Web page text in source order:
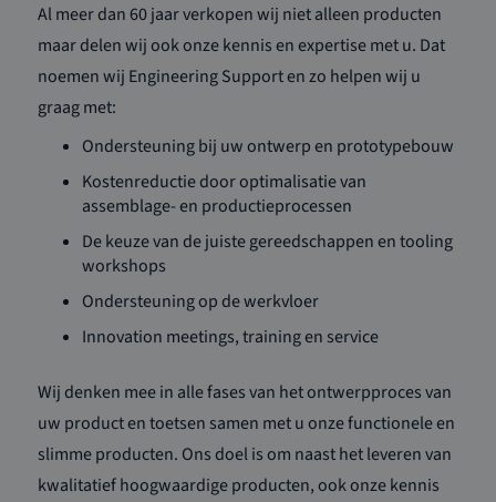
Al meer dan 60 jaar verkopen wij niet alleen producten
maar delen wij ook onze kennis en expertise met u. Dat
noemen wij Engineering Support en zo helpen wij u
graag met:
Ondersteuning bij uw ontwerp en prototypebouw
Kostenreductie door optimalisatie van
assemblage- en productieprocessen
De keuze van de juiste gereedschappen en tooling
workshops
Ondersteuning op de werkvloer
Innovation meetings, training en service
Wij denken mee in alle fases van het ontwerpproces van
uw product en toetsen samen met u onze functionele en
slimme producten. Ons doel is om naast het leveren van
kwalitatief hoogwaardige producten, ook onze kennis